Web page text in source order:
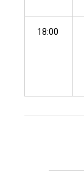
18:00